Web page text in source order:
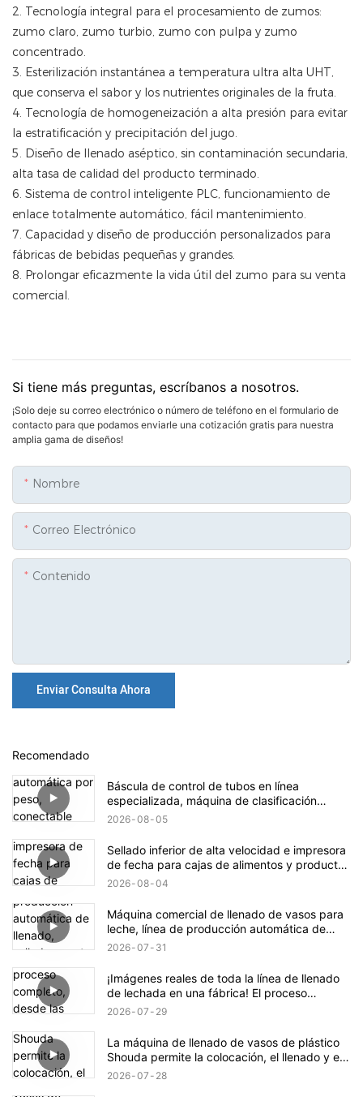
2. Tecnología integral para el procesamiento de zumos:
zumo claro, zumo turbio, zumo con pulpa y zumo
concentrado.
3. Esterilización instantánea a temperatura ultra alta UHT,
que conserva el sabor y los nutrientes originales de la fruta.
4. Tecnología de homogeneización a alta presión para evitar
la estratificación y precipitación del jugo.
5. Diseño de llenado aséptico, sin contaminación secundaria,
alta tasa de calidad del producto terminado.
6. Sistema de control inteligente PLC, funcionamiento de
enlace totalmente automático, fácil mantenimiento.
7. Capacidad y diseño de producción personalizados para
fábricas de bebidas pequeñas y grandes.
8. Prolongar eficazmente la vida útil del zumo para su venta
comercial.
Si tiene más preguntas, escríbanos a nosotros.
¡Solo deje su correo electrónico o número de teléfono en el formulario de
contacto para que podamos enviarle una cotización gratis para nuestra
amplia gama de diseños!
Nombre
Correo Electrónico
Contenido
Enviar Consulta Ahora
Recomendado
Báscula de control de tubos en línea
especializada, máquina de clasificación
automática por peso, conectable con
productos defectuosos.
2026 08 05
Sellado inferior de alta velocidad e impresora
de fecha para cajas de alimentos y productos
farmacéuticos.
2026 08 04
Máquina comercial de llenado de vasos para
leche, línea de producción automática de
llenado, sellado y corte para yogur con pulpa
2026 07 31
¡Imágenes reales de toda la línea de llenado
de lechada en una fábrica! El proceso
completo, desde las materias primas A/B
2026 07 29
La máquina de llenado de vasos de plástico
Shouda permite la colocación, el llenado y el
sellado automáticos de los vasos.
2026 07 28